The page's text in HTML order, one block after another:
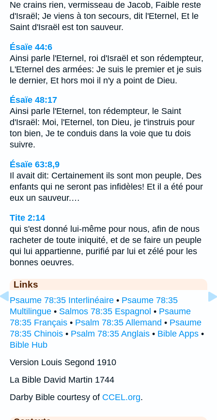
Ne crains rien, vermisseau de Jacob, Faible reste
d'Israël; Je viens à ton secours, dit l'Eternel, Et le
Saint d'Israël est ton sauveur.
Ésaïe 44:6
Ainsi parle l'Eternel, roi d'Israël et son rédempteur,
L'Eternel des armées: Je suis le premier et je suis
le dernier, Et hors moi il n'y a point de Dieu.
Ésaïe 48:17
Ainsi parle l'Eternel, ton rédempteur, le Saint
d'Israël: Moi, l'Eternel, ton Dieu, je t'instruis pour
ton bien, Je te conduis dans la voie que tu dois
suivre.
Ésaïe 63:8,9
Il avait dit: Certainement ils sont mon peuple, Des
enfants qui ne seront pas infidèles! Et il a été pour
eux un sauveur.…
Tite 2:14
qui s'est donné lui-même pour nous, afin de nous
racheter de toute iniquité, et de se faire un peuple
qui lui appartienne, purifié par lui et zélé pour les
bonnes oeuvres.
Links
Psaume 78:35 Interlinéaire • Psaume 78:35
Multilingue • Salmos 78:35 Espagnol • Psaume
78:35 Français • Psalm 78:35 Allemand • Psaume
78:35 Chinois • Psalm 78:35 Anglais • Bible Apps •
Bible Hub
Version Louis Segond 1910
La Bible David Martin 1744
Darby Bible courtesy of CCEL.org.